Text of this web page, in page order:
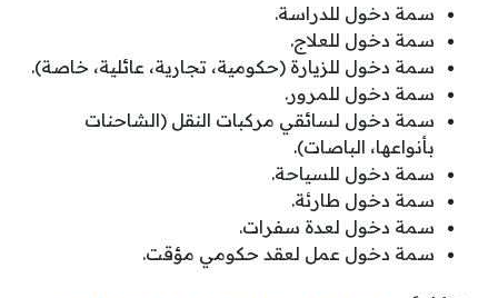
سمة دخول للدراسة.
سمة دخول للعلاج.
سمة دخول للزيارة (حكومية، تجارية، عائلية، خاصة).
سمة دخول للمرور.
سمة دخول لسائقي مركبات النقل (الشاحنات
بأنواعها، الباصات).
سمة دخول للسياحة.
سمة دخول طارئة.
سمة دخول لعدة سفرات.
سمة دخول عمل لعقد حكومي مؤقت.